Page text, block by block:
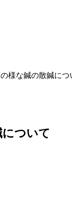
様な鍼の散鍼につ
ついて